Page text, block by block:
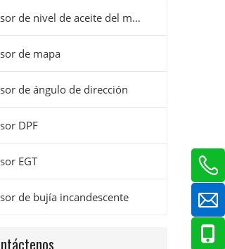
Sensor de nivel de aceite del motor
de mapa
de ángulo de dirección
DPF
EGT
de bujía incandescente